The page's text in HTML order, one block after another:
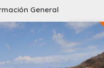
General